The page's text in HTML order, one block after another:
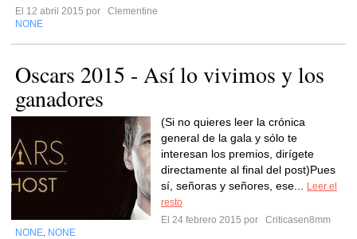
El 12 abril 2015 por
Clementine
NONE
Oscars 2015 - Así lo vivimos y los
ganadores
(Si no quieres leer la crónica
general de la gala y sólo te
interesan los premios, dirígete
directamente al final del post)Pues
sí, señoras y señores, ese...
Leer el
resto
El 24 febrero 2015 por
Criticasen8mm
NONE NONE